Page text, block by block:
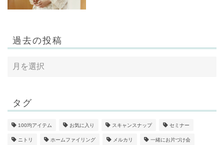
過去の投稿
タグ
100均アイテム お気に入り スキャンスナップ セミナー
ニトリ ホームファイリング メルカリ 一緒にお片づけ会